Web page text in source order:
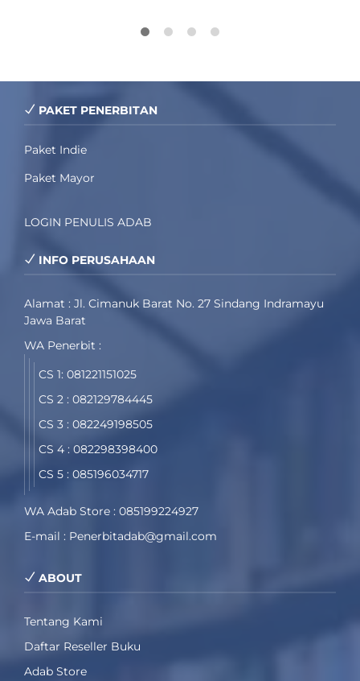
PAKET PENERBITAN
Paket Indie
Paket Mayor
LOGIN PENULIS ADAB
INFO PERUSAHAAN
Alamat : Jl. Cimanuk Barat No. 27 Sindang Indramayu
Jawa Barat
WA Penerbit :
CS 1: 081221151025
CS 2 : 082129784445
CS 3 : 082249198505
CS 4 : 082298398400
CS 5 : 085196034717
WA Adab Store : 085199224927
E-mail : Penerbitadab@gmail.com
ABOUT
Tentang Kami
Daftar Reseller Buku
Adab Store